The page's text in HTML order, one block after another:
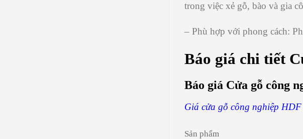
trong việc xẻ gỗ, bào và gia
– Phù hợp với phong cách:
Báo giá chi tiết
Báo giá Cửa gỗ công
Giá cửa gỗ công nghiệp
Sản phẩm